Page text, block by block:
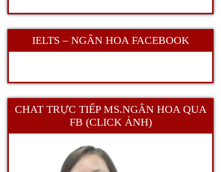
IELTS – NGÂN HOA FACEBOOK
CHAT TRỰC TIẾP MS.NGÂN HOA QUA
FB (CLICK ẢNH)